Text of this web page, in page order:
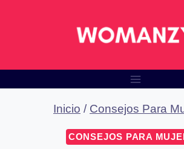
Inicio / Consejos Para
CONSEJOS PARA